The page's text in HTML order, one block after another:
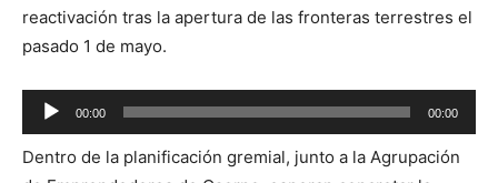
reactivación tras la apertura de las fronteras terrestres el
pasado 1 de mayo.
Reproductor
de
audio
00:00 00:00
Dentro de la planificación gremial, junto a la Agrupación